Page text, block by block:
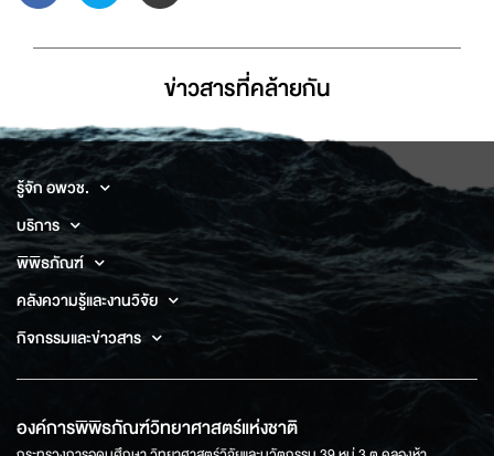
ข่าวสารที่่คล้ายกัน
รู้จัก อพวช.
บริการ
พิพิธภัณฑ์
คลังความรู้และงานวิจัย
กิจกรรมและข่าวสาร
องค์การพิพิธภัณฑ์วิทยาศาสตร์แห่งชาติ